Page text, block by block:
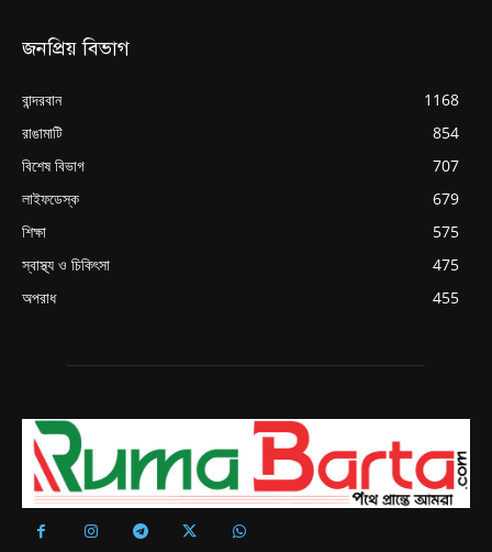
জনপ্রিয় বিভাগ
বান্দরবান
1168
রাঙামাটি
854
বিশেষ বিভাগ
707
লাইফডেস্ক
679
শিক্ষা
575
স্বাস্থ্য ও চিকিৎসা
475
অপরাধ
455